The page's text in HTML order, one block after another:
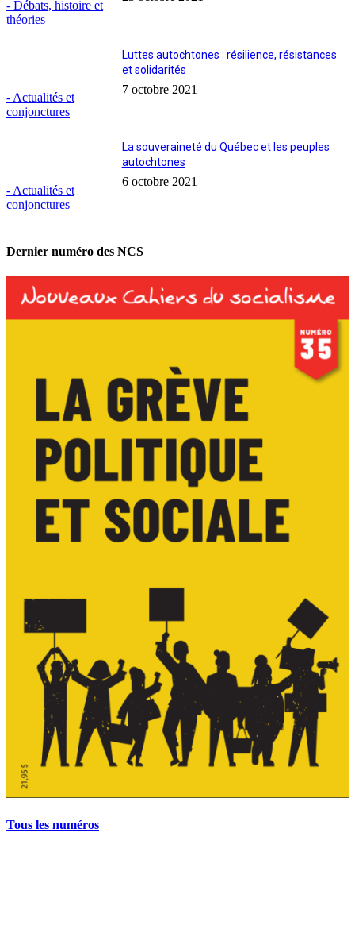
- Débats, histoire et
théories
- Actualités et
conjonctures
Luttes autochtones : résilience, résistances
et solidarités
7 octobre 2021
- Actualités et
conjonctures
La souveraineté du Québec et les peuples
autochtones
6 octobre 2021
Dernier numéro des NCS
Tous les numéros